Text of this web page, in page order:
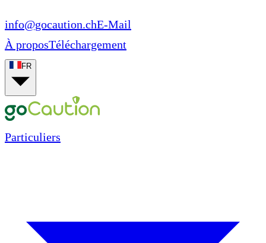
info@gocaution.chE-Mail
À proposTéléchargement
FR
Particuliers